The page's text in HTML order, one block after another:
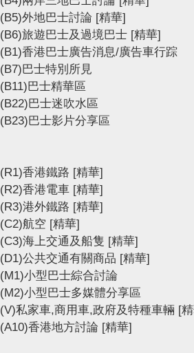
(B5)外地巴士討論 [精華]
(B6)旅遊巴士及過境巴士 [精華]
(B1)香港巴士廣告消息/廣告車行踪
(B7)巴士特別所見
(B11)巴士精華區
(B22)巴士迷吹水區
(B23)巴士影片分享區
(R1)香港鐵路 [精華]
(R2)香港電車 [精華]
(R3)港外鐵路 [精華]
(C2)航空 [精華]
(C3)海上交通及船隻 [精華]
(D1)公共交通有關商品 [精華]
(M1)小型巴士綜合討論
(M2)小型巴士多媒體分享區
(V)私家車,商用車,政府及特種車輛 [
(A10)香港地方討論 [精華]